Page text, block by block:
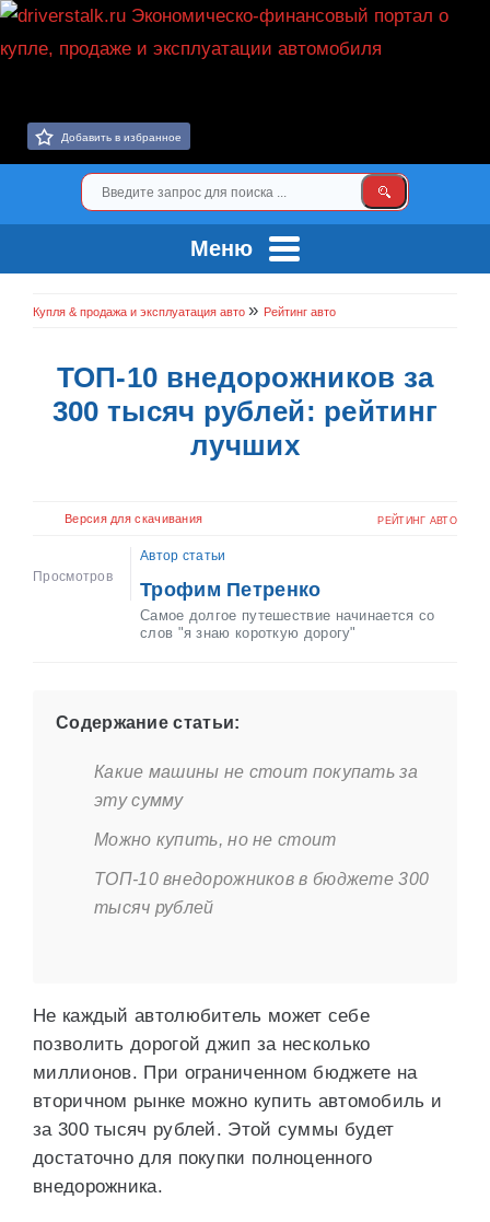
Добавить в избранное
Меню
Купля & продажа и эксплуатация авто » Рейтинг авто
ТОП-10 внедорожников за
300 тысяч рублей: рейтинг
лучших
Версия для скачивания РЕЙТИНГ АВТО
Просмотров
Автор статьи
Трофим Петренко
Самое долгое путешествие начинается со
слов "я знаю короткую дорогу"
Содержание статьи:
Какие машины не стоит покупать за
эту сумму
Можно купить, но не стоит
ТОП-10 внедорожников в бюджете 300
тысяч рублей
Не каждый автолюбитель может себе
позволить дорогой джип за несколько
миллионов. При ограниченном бюджете на
вторичном рынке можно купить автомобиль и
за 300 тысяч рублей. Этой суммы будет
достаточно для покупки полноценного
внедорожника.